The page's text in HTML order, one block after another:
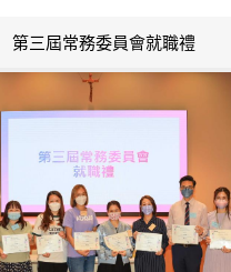
第三屆常務委員會就職禮